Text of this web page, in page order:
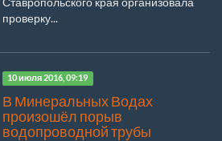
проверку...
10 июля 2016, 09:19
В Минеральных Водах
произошёл порыв
водопроводной трубы